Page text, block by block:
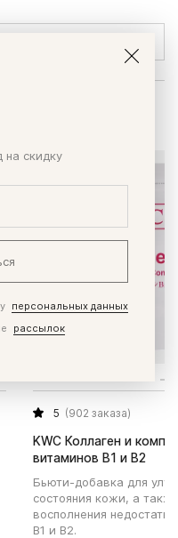
5 (902 заказа)
KWC Коллаген и
витаминов В1 и В2
Бьюти-добавка для
состояния кожи, а
восполнения
В1 и В2.
скидку
персональных данных
рассылок